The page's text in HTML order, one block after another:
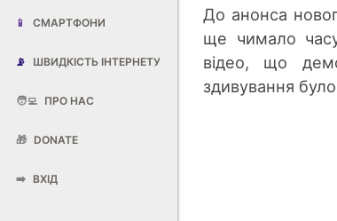
📱 СМАРТФОНИ
📡 ШВИДКІСТЬ ІНТЕРНЕТУ
🧑‍💻 ПРО НАС
🎁 DONATE
➡️ ВХІД
До анонса
ще чимало
відео, що
здивування